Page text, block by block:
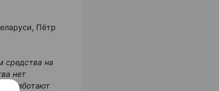
Пётр
средства на
нет
работают